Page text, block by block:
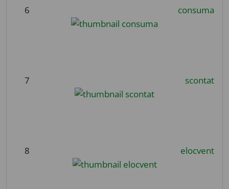
6 consuma
7 scontat
8 elocvent